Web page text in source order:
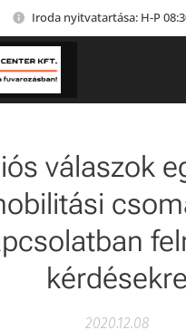
Iroda nyitvatartása: H-P
válaszok
kérdésekre
2020.12.08